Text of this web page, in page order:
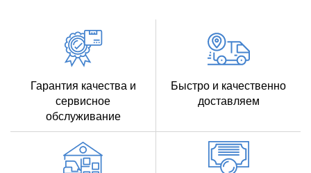
Гарантия качества и
сервисное
обслуживание
Быстро и качественно
доставляем